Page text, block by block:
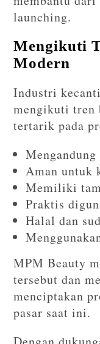
launching.
Mengikuti
Modern
Industri
mengikuti tren
tertarik pada
Aman
Memiliki
Praktis
Halal dan
MPM Beauty
tersebut dan
menciptakan
pasar saat ini.